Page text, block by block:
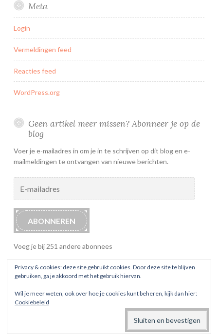
Meta
Login
Vermeldingen feed
Reacties feed
WordPress.org
Geen artikel meer missen? Abonneer je op de
blog
Voer je e-mailadres in om je in te schrijven op dit blog en e-
mailmeldingen te ontvangen van nieuwe berichten.
mailadres
ABONNEREN
Voeg je bij 251 andere abonnees
ONDERSTEUND DOOR WORDPRESS
AUTOMATTIC.
Privacy & cookies: deze site gebruikt cookies. Door deze site te blijven
gebruiken, ga je akkoord met het gebruik hiervan.
Wil je meer weten, ook over hoe je cookies kunt beheren, kijk dan hier:
Cookiebeleid